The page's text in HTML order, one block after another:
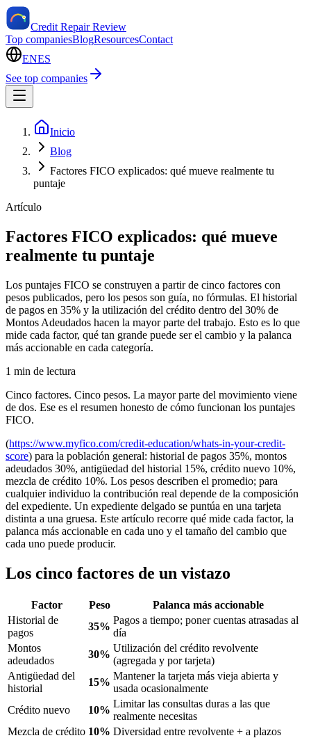
Credit Repair Review
Top companiesBlogResourcesContact
ENES
See top companies
Inicio
Blog
Factores FICO explicados: qué mueve realmente tu
puntaje
Artículo
Factores FICO explicados: qué mueve
realmente tu puntaje
Los puntajes FICO se construyen a partir de cinco factores con
pesos publicados, pero los pesos son guía, no fórmulas. El historial
de pagos en 35% y la utilización del crédito dentro del 30% de
Montos Adeudados hacen la mayor parte del trabajo. Esto es lo que
mide cada factor, qué tan grande puede ser el cambio y la palanca
más accionable en cada categoría.
1 min de lectura
Cinco factores. Cinco pesos. La mayor parte del movimiento viene
de dos. Ese es el resumen honesto de cómo funcionan los puntajes
FICO.
(https://www.myfico.com/credit-education/whats-in-your-credit-
score) para la población general: historial de pagos 35%, montos
adeudados 30%, antigüedad del historial 15%, crédito nuevo 10%,
mezcla de crédito 10%. Los pesos describen el promedio; para
cualquier individuo la contribución real depende de la composición
del expediente. Un expediente delgado se puntúa en una tarjeta
distinta a una gruesa. Este artículo recorre qué mide cada factor, la
palanca más accionable en cada uno y el tamaño del cambio que
cada uno puede producir.
Los cinco factores de un vistazo
Factor Peso
Palanca más accionable
Historial de
pagos
35%
Pagos a tiempo; poner cuentas atrasadas al
día
Montos
adeudados
30%
Utilización del crédito revolvente
(agregada y por tarjeta)
Antigüedad del
historial
15%
Mantener la tarjeta más vieja abierta y
usada ocasionalmente
Crédito nuevo
10%
Limitar las consultas duras a las que
realmente necesitas
Mezcla de crédito 10% Diversidad entre revolvente + a plazos